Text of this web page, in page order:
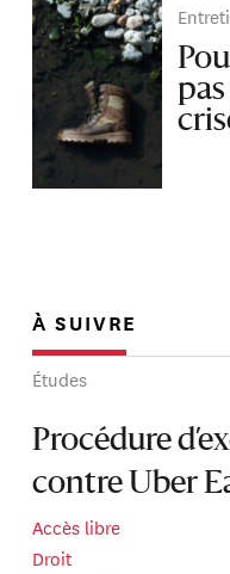
À SUIVRE
Études
Procédure
contre Uber
Accès libre
Droit